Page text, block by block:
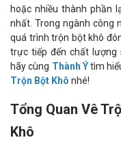
hoặc nhiều thành phần
nhất. Trong ngành công
quá trình trộn bột khô
trực tiếp đến chất lượng
hãy cùng Thành Ýtìm
Trộn Bột Khô nhé!
Tổng Quan Vê
Khô